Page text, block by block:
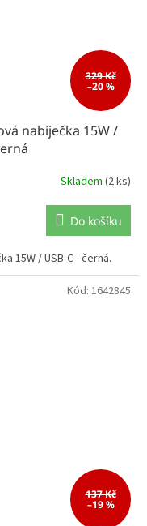
329 Kč
–20 %
nabíječka 15W /
Skladem (2 ks)
Do košíku
15W / USB-C - černá.
137 Kč
–19 %
Kód: 1642845